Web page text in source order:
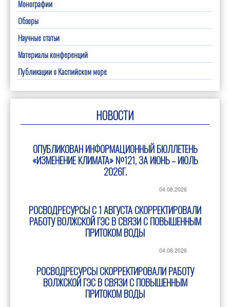
Монографии
Обзоры
Научные статьи
Материалы конференций
Публикации о Каспийском море
НОВОСТИ
ОПУБЛИКОВАН ИНФОРМАЦИОННЫЙ БЮЛЛЕТЕНЬ
«ИЗМЕНЕНИЕ КЛИМАТА» №121, ЗА ИЮНЬ – ИЮЛЬ
2026Г.
04.08.2026
РОСВОДРЕСУРСЫ С 1 АВГУСТА СКОРРЕКТИРОВАЛИ
РАБОТУ ВОЛЖСКОЙ ГЭС В СВЯЗИ С ПОВЫШЕННЫМ
ПРИТОКОМ ВОДЫ
04.08.2026
РОСВОДРЕСУРСЫ СКОРРЕКТИРОВАЛИ РАБОТУ
ВОЛЖСКОЙ ГЭС В СВЯЗИ С ПОВЫШЕННЫМ
ПРИТОКОМ ВОДЫ